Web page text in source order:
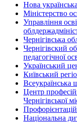
Нова
Міністерство
Управління
Чернігівська
Чернігівский
педагогічної
Український
Київський
Всеукраїнська
Центр
Чернігівської
Національна